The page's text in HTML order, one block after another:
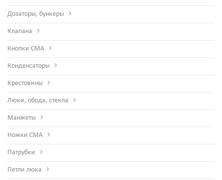
Дозаторы, бункеры
Клапана
Кнопки СМА
Конденсаторы
Крестовины
Люки, обода, стекла
Манжеты
Ножки СМА
Патрубки
Петли люка